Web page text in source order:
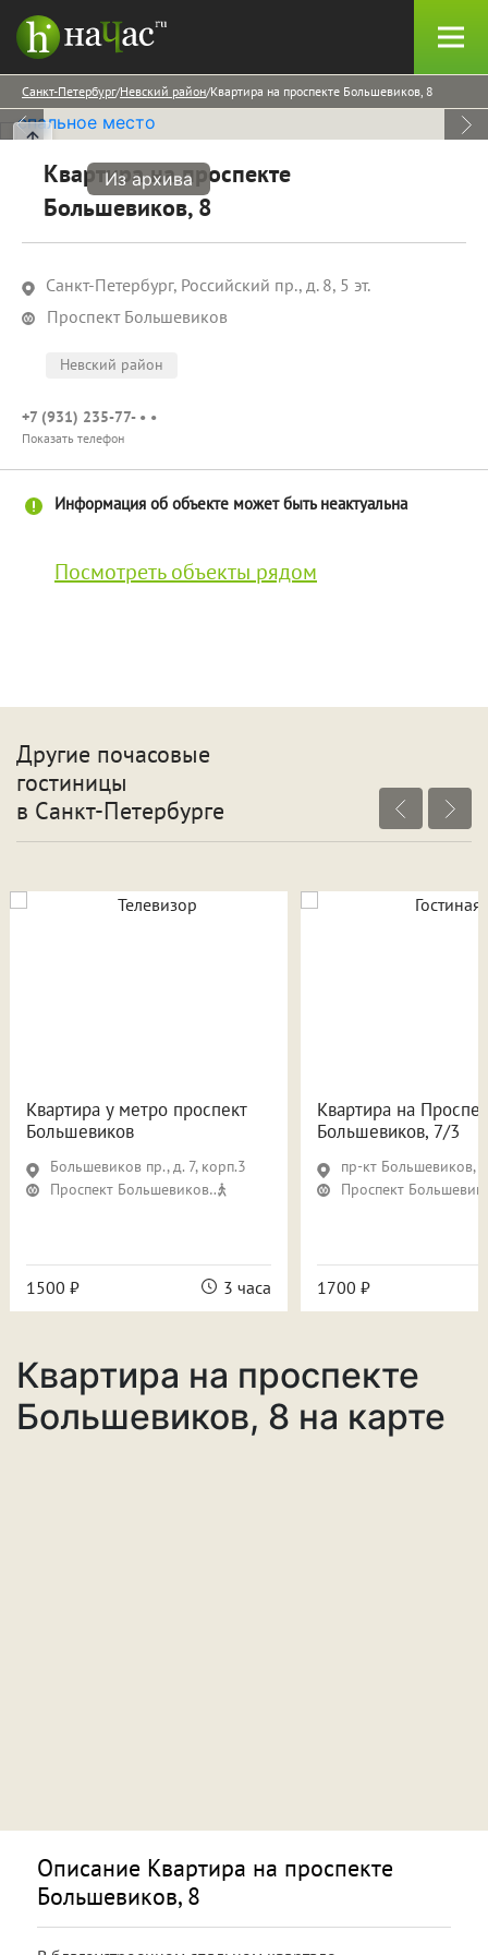
Санкт-Петербург Невский район Квартира на проспекте Большевиков, 8
Из архива
Квартира на проспекте
Большевиков, 8
Санкт-Петербург, Российский пр., д. 8, 5 эт.
Проспект Большевиков
Невский район
+7 (931) 235-77- • •
Показать телефон
Информация об объекте может быть неактуальна
Посмотреть объекты рядом
Другие почасовые
гостиницы
в Санкт-Петербурге
Квартира у метро проспект
Большевиков
Большевиков пр., д. 7, корп.3
Проспект Большевиков
1500 ₽ 3 часа
Квартира на
Большевиков, 7/3
пр-кт Большевиков,
Проспект
1700 ₽
Квартира на проспекте
Большевиков, 8 на карте
Описание Квартира на проспекте
Большевиков, 8